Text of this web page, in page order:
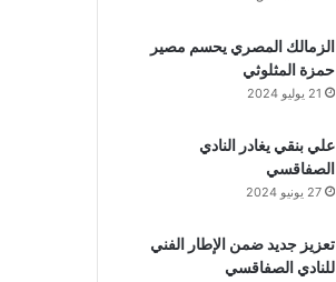
الزمالك المصري يحسم مصير
حمزة المثلوثي
21 يوليو 2024
علي بنقي يغادر النادي
الصفاقسي
27 يونيو 2024
تعزيز جديد ضمن الإطار الفني
للنادي الصفاقسي